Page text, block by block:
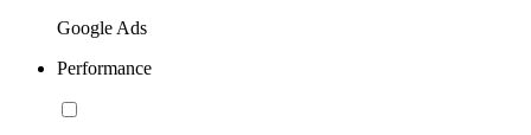
Google Ads
Performance